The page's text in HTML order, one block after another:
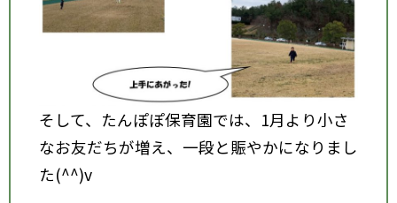
そして、たんぽぽ保育園では、1月より小さ
なお友だちが増え、一段と賑やかになりまし
た(^^)v